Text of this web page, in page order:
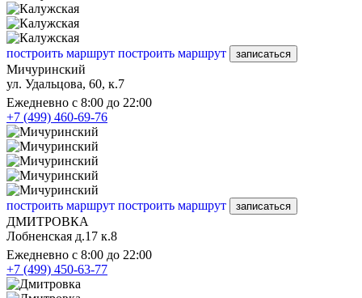
построить маршрут построить маршрут записаться
Мичуринский
ул. Удальцова, 60, к.7
Ежедневно с 8:00 до 22:00
+7 (499) 460-69-76
построить маршрут построить маршрут записаться
ДМИТРОВКА
Лобненская д.17 к.8
Ежедневно с 8:00 до 22:00
+7 (499) 450-63-77